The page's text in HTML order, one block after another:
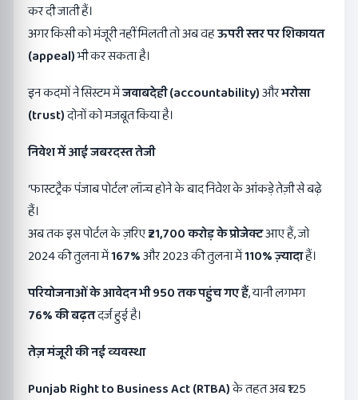
कर दी जाती हैं।
अगर किसी को मंजूरी नहीं मिलती तो अब वहऊपरी स्तर पर शिकायत
(appeal)भी कर सकता है।
इन कदमों ने सिस्टम मेंजवाबदेही (accountability)औरभरोसा
(trust)दोनों को मजबूत किया है।
निवेश में आई जबरदस्त तेजी
‘फास्टट्रैक पंजाब पोर्टल’ लॉन्च होने के बाद निवेश के आंकड़े तेज़ी से बढ़े
हैं।
अब तक इस पोर्टल के ज़रिए₹21,700करोड़ के प्रोजेक्टआए हैं, जो
2024 की तुलना में167%और 2023 की तुलना में110%ज़्यादाहैं।
परियोजनाओं के आवेदन भी950तक पहुंच गए हैं, यानी लगभग
76%की बढ़तदर्ज हुई है।
तेज़ मंजूरी की नई व्यवस्था
Punjab Right to Business Act (RTBA)के तहत अब ₹125